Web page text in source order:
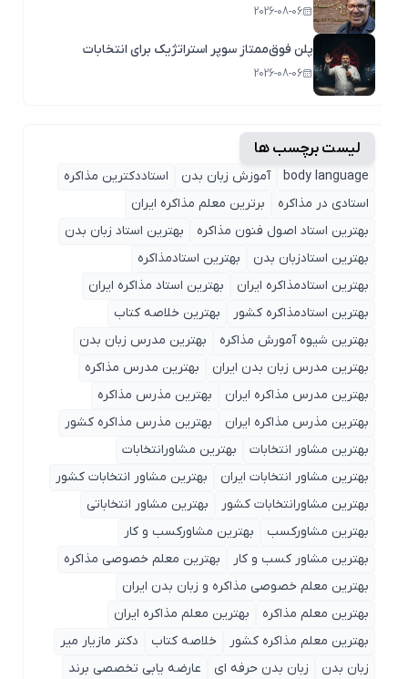
2026-08-06
پلن فوق‌ممتاز سوپر استراتژیک برای انتخابات
2026-08-06
لیست برچسب ها
body language آموزش زبان بدن
استاددکترین مذاکره
استادی در مذاکره
برترین معلم مذاکره ایران
بهترین استاد اصول ‌فنون مذاکره
بهترین استاد زبان بدن
بهترین استادزبان بدن
بهترین استادمذاکره
بهترین استادمذاکره ایران
بهترین استاد مذاکره ایران
بهترین استادمذاکره کشور
بهترین خلاصه کتاب
بهترین شیوه آمورش مذاکره
بهترین مدرس زبان بدن
بهترین مدرس زبان بدن ایران
بهترین مدرس مذاکره
بهترین مدرس مذاکره ایران
بهترین مذرس مذاکره
بهترین مذرس مذاکره ایران
بهترین مذرس مذاکره کشور
بهترین مشاور انتخابات
بهترین مشاورانتخابات
بهترین مشاور انتخابات ایران
بهترین مشاور انتخابات کشور
بهترین مشاورانتخابات کشور
بهترین مشاور انتخاباتی
بهترین مشاورکسب
بهترین مشاورکسب و کار
بهترین مشاور کسب و کار
بهترین معلم خصوصی مذاکره
بهترین معلم خصوصی مذاکره و زبان بدن ایران
بهترین معلم مذاکره
بهترین معلم مذاکره ایران
بهترین معلم مذاکره کشور
خلاصه کتاب
دکتر مازیار میر
زبان بدن
زبان بدن حرفه ای
عارضه یابی تخصصی برند